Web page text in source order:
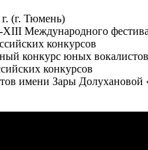
(г. Тюмень)
Международного
конкурсов
конкурс юных
конкурсов
имени Зары Долухановой